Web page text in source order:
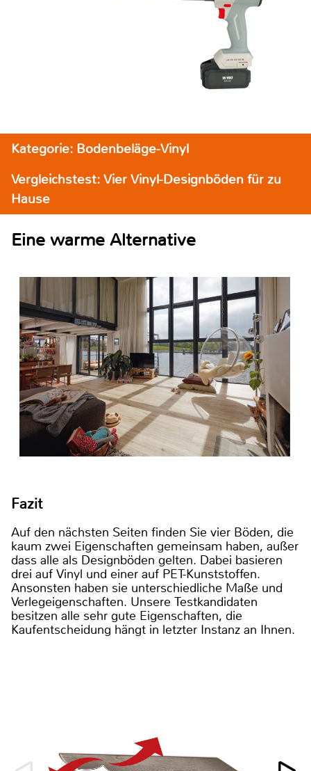
Kategorie: Bodenbeläge-Vinyl
Vergleichstest: Vier Vinyl-Designböden für zu
Hause
Eine warme Alternative
Fazit
Auf den nächsten Seiten finden Sie vier Böden, die
kaum zwei Eigenschaften gemeinsam haben, außer
dass alle als Designböden gelten. Dabei basieren
drei auf Vinyl und einer auf PET-Kunststoffen.
Ansonsten haben sie unterschiedliche Maße und
Verlegeigenschaften. Unsere Testkandidaten
besitzen alle sehr gute Eigenschaften, die
Kaufentscheidung hängt in letzter Instanz an Ihnen.